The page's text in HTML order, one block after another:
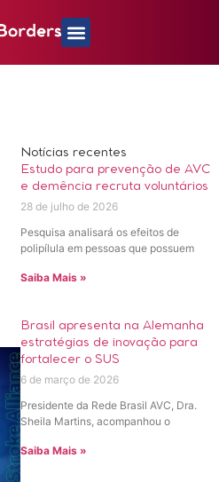
Notícias recentes
Estudo para prevenção de AVC
e demência recruta voluntários
28 de julho de 2026
Pesquisa analisará os efeitos de
polipílula em pessoas que possuem
Saiba Mais »
Brasil apresenta na Alemanha
estratégias de inovação para
fortalecer o SUS
6 de março de 2026
Presidente da Rede Brasil AVC, Dra.
Sheila Martins, acompanhou o
Saiba Mais »